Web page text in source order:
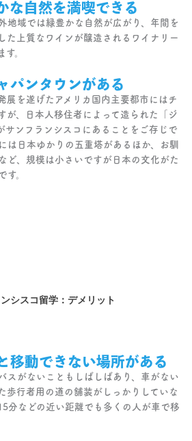
な自然を満喫できる
地域では緑豊かな自然が広がり、年間を
た上質なワインが醸造されるワイナリー
。
パンタウンがある
展を遂げたアメリカ国内主要都市にはチ
が、日本人移住者によって造られた「ジ
サンフランシスコにあることをご存じで
は日本ゆかりの五重塔があるほか、お馴
ど、規模は小さいですが日本の文化がた
す。
シスコ留学：デメリット
移動できない場所がある
スがないこともしばしばあり、車がない
歩行者用の道の舗装がしっかりしていな
分などの近い距離でも多くの人が車で移